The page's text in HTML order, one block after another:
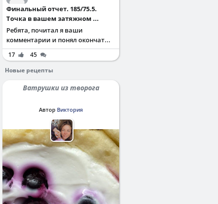
Финальный отчет. 185/75.5.
Точка в вашем затяжном ...
Ребята, почитал я ваши
комментарии и понял окончат...
17
45
Новые рецепты
Ватрушки из творога
Автор Виктория